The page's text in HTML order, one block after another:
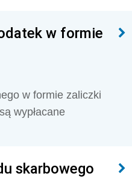
w formie
w formie zaliczki
wypłacane
skarbowego